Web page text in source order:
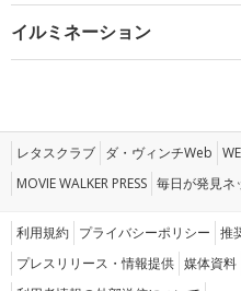
イルミネーション
レタスクラブ ダ・ヴィンチWeb
MOVIE WALKER PRESS 毎日が発見ネ
利用規約 プライバシーポリシー 推
プレスリリース・情報提供 媒体資料